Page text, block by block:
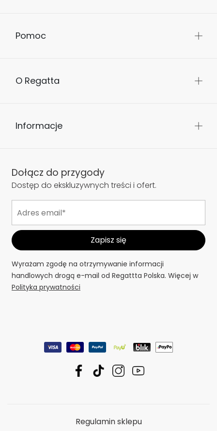
Pomoc
O Regatta
Informacje
Dołącz do przygody
Dostęp do ekskluzywnych treści i ofert.
Wyrażam zgodę na otrzymywanie informacji
handlowych drogą e-mail od Regattta Polska. Więcej w
Polityka prywatności
Regulamin sklepu